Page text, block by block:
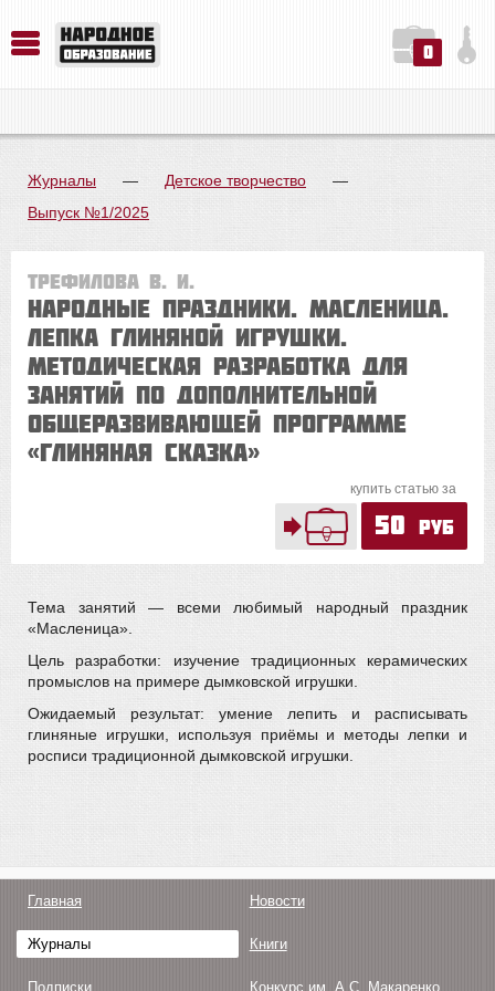
0
Журналы — Детское творчество
—
Выпуск №1/2025
Трефилова В. И.
Народные праздники. Масленица.
Лепка глиняной игрушки.
МЕТОДИЧЕСКАЯ РАЗРАБОТКА ДЛЯ
ЗАНЯТИЙ ПО ДОПОЛНИТЕЛЬНОЙ
ОБЩЕРАЗВИВАЮЩЕЙ ПРОГРАММЕ
«ГЛИНЯНАЯ СКАЗКА»
купить статью за
50 руб
Тема занятий — всеми любимый народный праздник
«Масленица».
Цель разработки: изучение традиционных керамических
промыслов на примере дымковской игрушки.
Ожидаемый результат: умение лепить и расписывать
глиняные игрушки, используя приёмы и методы лепки и
росписи традиционной дымковской игрушки.
Главная Новости
Журналы Книги
Подписки Конкурс им. А.С. Макаренко